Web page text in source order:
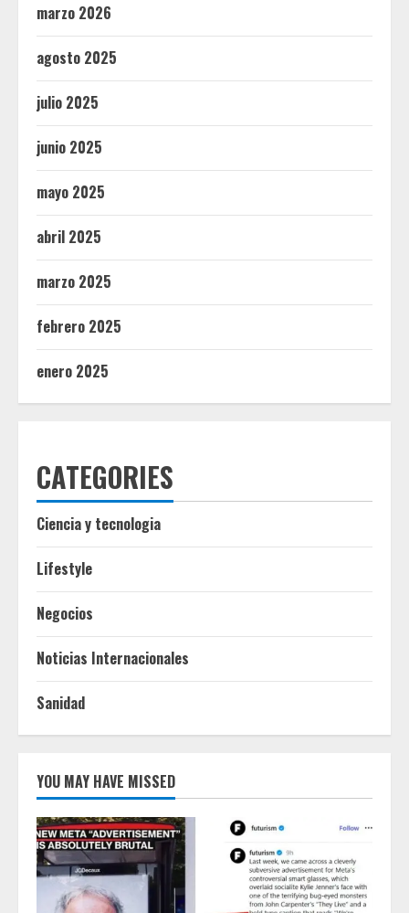
marzo 2026
agosto 2025
julio 2025
junio 2025
mayo 2025
abril 2025
marzo 2025
febrero 2025
enero 2025
CATEGORIES
Ciencia y tecnologia
Lifestyle
Negocios
Noticias Internacionales
Sanidad
YOU MAY HAVE MISSED